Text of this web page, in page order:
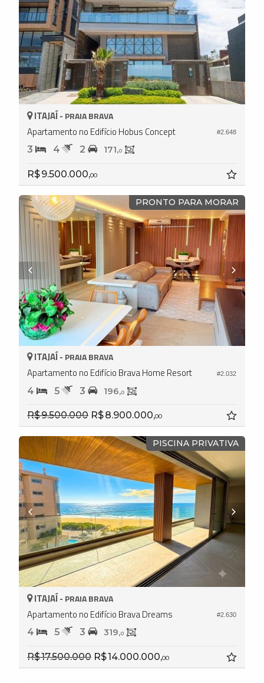
#2.648
ITAJAÍ - PRAIA BRAVA
Apartamento no Edifício Hobus Concept
3 4 2 171,0
R$ 9.500.000,00
PRONTO PARA MORAR
#2.032
ITAJAÍ - PRAIA BRAVA
Apartamento no Edifício Brava Home Resort
4 5 3 196,0
R$ 9.500.000 R$ 8.900.000,00
PISCINA PRIVATIVA
#2.630
ITAJAÍ - PRAIA BRAVA
Apartamento no Edifício Brava Dreams
4 5 3 319,0
R$ 17.500.000 R$ 14.000.000,00